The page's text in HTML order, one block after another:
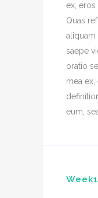
ex, eros
Quas
saepe
oratio
mea
eum,
Week1